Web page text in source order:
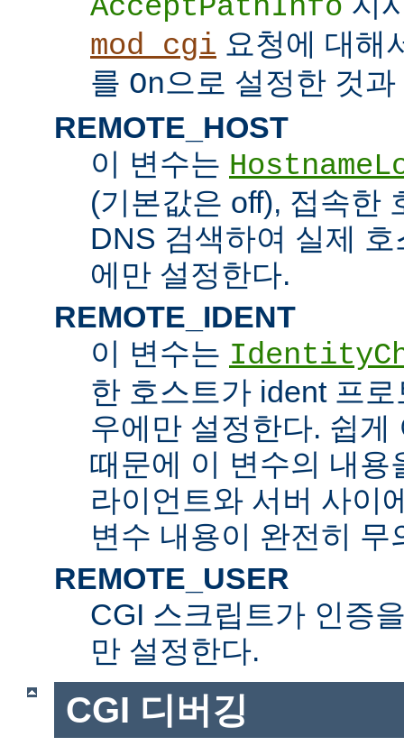
AcceptPathInfo
mod_cgi 요청에 대해
를 On으로 설정한 것과
REMOTE_HOST
이 변수는
(기본값은 off), 접속한
DNS 검색하여 실제
에만 설정한다.
REMOTE_IDENT
이 변수는
한 호스트가 ident 프
우에만 설정한다. 쉽게
때문에 이 변수의 내용
라이언트와 서버 사이
변수 내용이 완전히
REMOTE_USER
CGI 스크립트가 인증
만 설정한다.
CGI 디버깅